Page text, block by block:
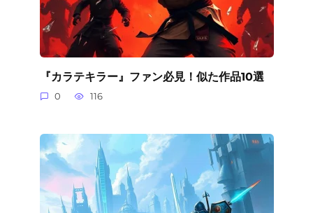
『カラテキラー』ファン必見！似た作品10選
0 116